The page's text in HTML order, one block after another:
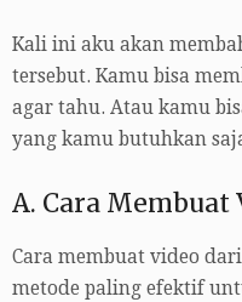
Kali ini aku akan
tersebut. Kamu bisa
agar tahu. Atau kamu
yang kamu butuhkan
A. Cara Membuat
Cara membuat video
metode paling efektif